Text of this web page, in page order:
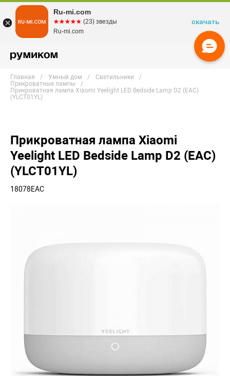
Главная Умный дом
Светильники
Прикроватные лампы
Прикроватная лампа Xiaomi Yeelight LED Bedside Lamp D2 (EAC)
(YLCT01YL)
Прикроватная лампа Xiaomi
Yeelight LED Bedside Lamp D2 (EAC)
(YLCT01YL)
18078EAC
Ru-mi.com
☆☆☆☆☆
★★★★★ (23) звезды
Ru-mi.com
скачать